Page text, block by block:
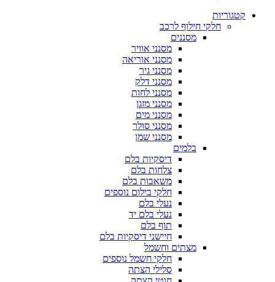
קטגוריות
חלקי חילוף לרכב
מסננים
מסנני אוויר
מסנני אוריאה
מסנני גיר
מסנני דלק
מסנני לחות
מסנני מזגן
מסנני מים
מסנני סולר
מסנני שמן
בלמים
דיסקיות בלם
צלחות בלם
משאבות בלם
חלקי בילום נוספים
נעלי בלם
נעלי בלם יד
תוף בלם
חיישני דיסקיות בלם
מצתים וחשמל
חלקי חשמל נוספים
סלילי הצתה